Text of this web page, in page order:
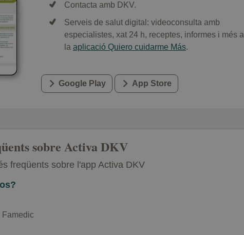
Contacta amb DKV.
Serveis de salut digital: videoconsulta amb
especialistes, xat 24 h, receptes, informes i més a
la aplicació Quiero cuidarme Más.
Google Play App Store
sobre Activa DKV
freqüents sobre l'app Activa DKV
Famedic